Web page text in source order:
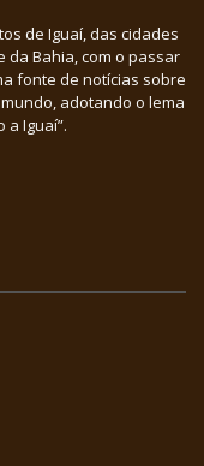
de Iguaí, das cidades
da Bahia, com o passar
fonte de notícias sobre
adotando o lema
a Iguaí”.